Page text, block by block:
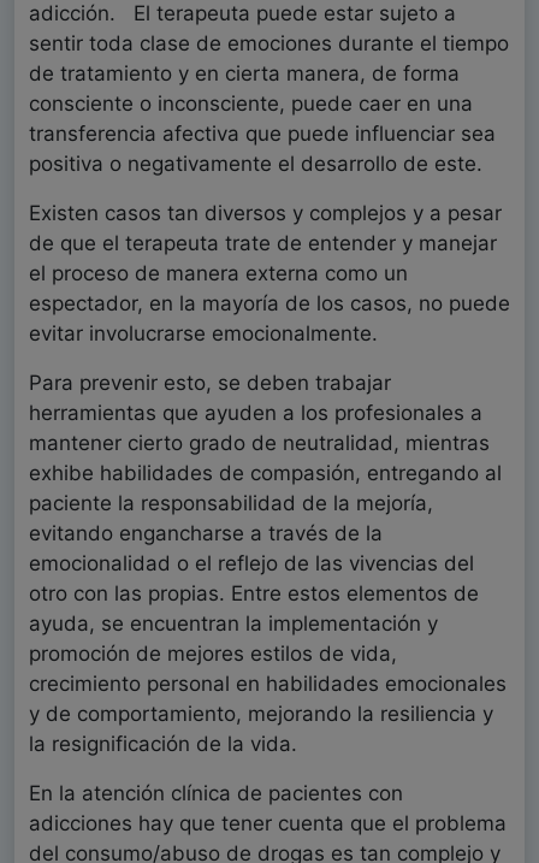
adicción. El terapeuta puede estar sujeto a
sentir toda clase de emociones durante el tiempo
de tratamiento y en cierta manera, de forma
consciente o inconsciente, puede caer en una
transferencia afectiva que puede influenciar sea
positiva o negativamente el desarrollo de este.
Existen casos tan diversos y complejos y a pesar
de que el terapeuta trate de entender y manejar
el proceso de manera externa como un
espectador, en la mayoría de los casos, no puede
evitar involucrarse emocionalmente.
Para prevenir esto, se deben trabajar
herramientas que ayuden a los profesionales a
mantener cierto grado de neutralidad, mientras
exhibe habilidades de compasión, entregando al
paciente la responsabilidad de la mejoría,
evitando engancharse a través de la
emocionalidad o el reflejo de las vivencias del
otro con las propias. Entre estos elementos de
ayuda, se encuentran la implementación y
promoción de mejores estilos de vida,
crecimiento personal en habilidades emocionales
y de comportamiento, mejorando la resiliencia y
la resignificación de la vida.
En la atención clínica de pacientes con
adicciones hay que tener cuenta que el problema
del consumo/abuso de drogas es tan complejo y